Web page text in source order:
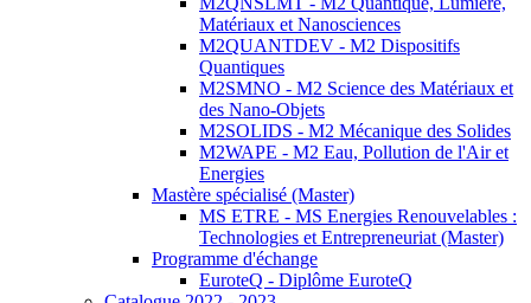
Matériaux et Nanosciences
M2QUANTDEV - M2 Dispositifs
Quantiques
M2SMNO - M2 Science des Matériaux et
des Nano-Objets
M2SOLIDS - M2 Mécanique des Solides
M2WAPE - M2 Eau, Pollution de l'Air et
Energies
Mastère spécialisé (Master)
MS ETRE - MS Energies Renouvelables :
Technologies et Entrepreneuriat (Master)
Programme d'échange
EuroteQ - Diplôme EuroteQ